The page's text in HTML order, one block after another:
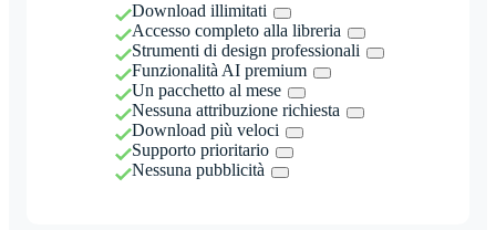
Download illimitati
Accesso completo alla libreria
Strumenti di design professionali
Funzionalità AI premium
Un pacchetto al mese
Nessuna attribuzione richiesta
Download più veloci
Supporto prioritario
Nessuna pubblicità